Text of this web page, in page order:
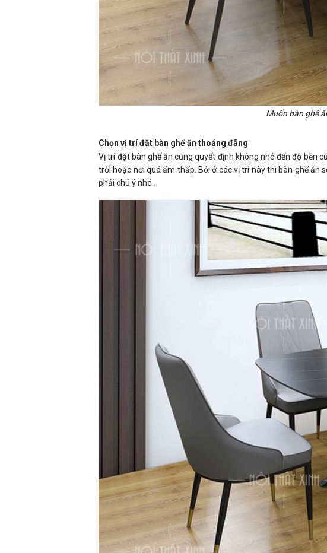
Muốn bàn ghế
Chọn vị trí đặt bàn ghế ăn thoáng đãng
Vị trí đặt bàn ghế ăn cũng quyết định không nhỏ đến độ bền
trời hoặc nơi quá ẩm thấp. Bởi ở các vị trí này thì bàn ghế ăn
phải chú ý nhé.